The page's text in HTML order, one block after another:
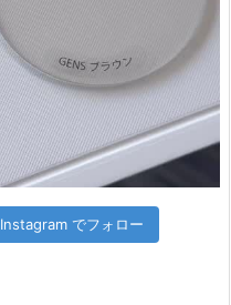
Instagram でフォロー